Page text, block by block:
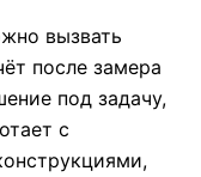
вызвать
после замера
под задачу,
с